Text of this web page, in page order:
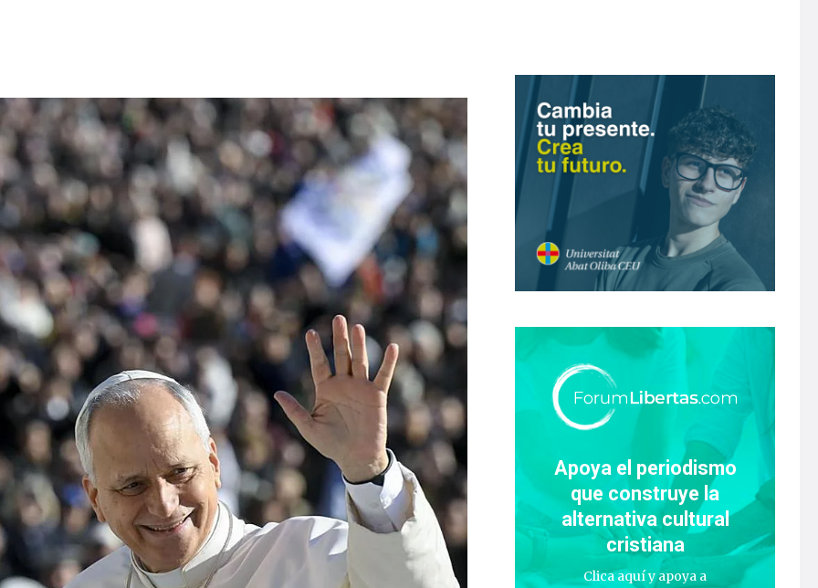
Apoya el periodismo
que construye la
alternativa cultural
cristiana
Clica aquí y apoya a